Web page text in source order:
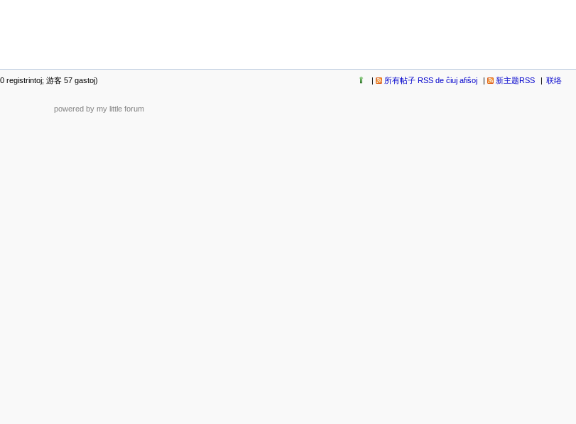
registrintoj; 游客 57 gastoj)
所有帖子 RSS de ĉiuj afiŝoj 新主题RSS 联络
powered by my little forum